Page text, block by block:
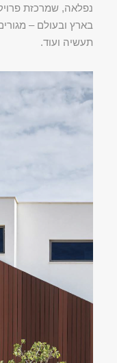
נפלאה, שמרכזת
בארץ ובעולם –
תעשיה ועוד.